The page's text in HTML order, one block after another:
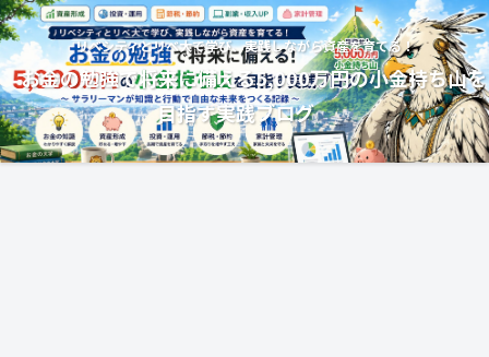
リベシティとリベ大で学び、実践しながら資産を育てる！
お金の勉強で将来に備える5,000万円の小金持ち山を
目指す実践ブログ